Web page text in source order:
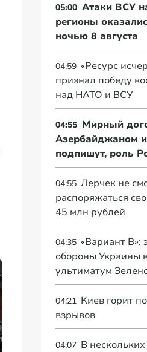
05:00 Атаки ВСУ
регионы
ночью 8 августа
04:59 «Ресурс
признал победу
над НАТО и ВСУ
04:55 Мирный
Азербайджаном
подпишут, роль
04:55 Лерчек не
распоряжаться
45 млн рублей
04:35 «Вариант B»:
обороны Украины
ультиматум
04:21 Киев горит
взрывов
04:07 В